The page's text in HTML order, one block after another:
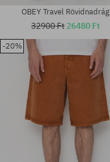
Elérhető méretek:
OBEY Travel Rövidnadrág
32900 Ft 26480 Ft
-20%